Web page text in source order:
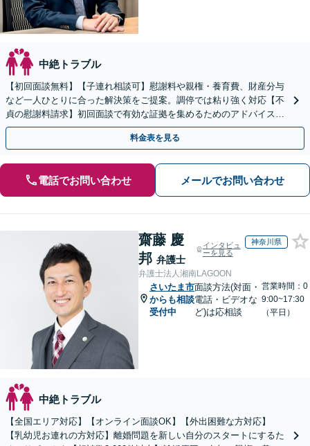
中絶トラブル
【初回面談無料】【子連れ相談可】慰謝料や親権・養育費、財産分与
など一人ひとりに合った解決策をご提案。調停では粘り強く対応【不
貞の慰謝料請求】初回面談で有効な証拠を集めるためのアドバイスを
します。お気軽にご相談ください
料金表を見る
電話でお問い合わせ メールでお問い合わせ
齋藤 慶
邦 弁護士
インタビュ
ーを見る
神奈川県
弁護士法人湘南LAGOON
さいたま市
からも相談
受付中
面談方法(対面・
電話・ビデオな
ど)は応相談
営業時間：0
9:00~17:30
（平日）
中絶トラブル
【全国エリア対応】【オンライン面談OK】【外出困難な方対応】
【乳幼児お連れの方対応】離婚問題を新しい自分のスタートにするた